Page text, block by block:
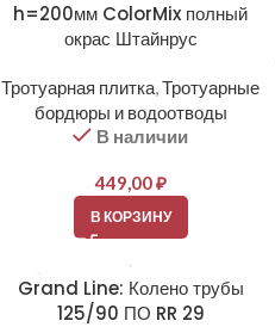
h=200мм ColorMix полный
окрас Штайнрус
Тротуарная плитка,Тротуарные
бордюры и водоотводы
В наличии
449,00₽
В КОРЗИНУ
Grand Line: Колено трубы
125/90 ПО RR 29